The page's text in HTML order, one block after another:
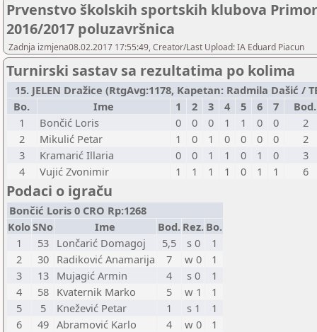
Prvenstvo školskih sportskih klubova
2016/2017 poluzavršnica
Zadnja izmjena08.02.2017 17:55:49, Creator/Last Upload: IA Eduard Piacun
Turnirski sastav sa rezultatima po kolima
15. JELEN Dražice (RtgAvg:1178, Kapetan: Radmila Dašić /
Bo.
Ime 1 2 3 4 5 6 7
Bod.
1
Bončić Loris 0 0 0 1 1 0 0
2
2
Mikulić Petar 1 0 1 0 0 0 0
2
3
Kramarić Illaria 0 0 1 1 0 1 0
3
4
Vujić Zvonimir 1 1 1 1 0 1 1 6
Podaci o igraču
Bončić Loris 0 CRO Rp:1268
KoloSNo Ime Bod. Rez. Bo.
1
53 Lončarić Domagoj 5,5 s 0
1
2
30 Radiković Anamarija 7 w 0
1
3
13 Mujagić Armin 4 s 0
1
4
58 Kvaternik Marko 5 w 1
1
5
5 Knežević Petar 1 s 1
1
6
49 Abramović Karlo 4 w 0
1